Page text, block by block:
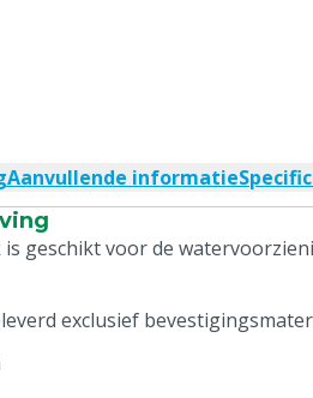
Aanvullende informatie
geschikt voor de
exclusief